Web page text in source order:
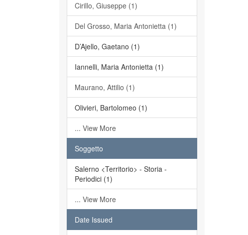
Cirillo, Giuseppe (1)
Del Grosso, Maria Antonietta (1)
D’Ajello, Gaetano (1)
Iannelli, Maria Antonietta (1)
Maurano, Attilio (1)
Olivieri, Bartolomeo (1)
... View More
Soggetto
Salerno <Territorio> - Storia -
Periodici (1)
... View More
Date Issued